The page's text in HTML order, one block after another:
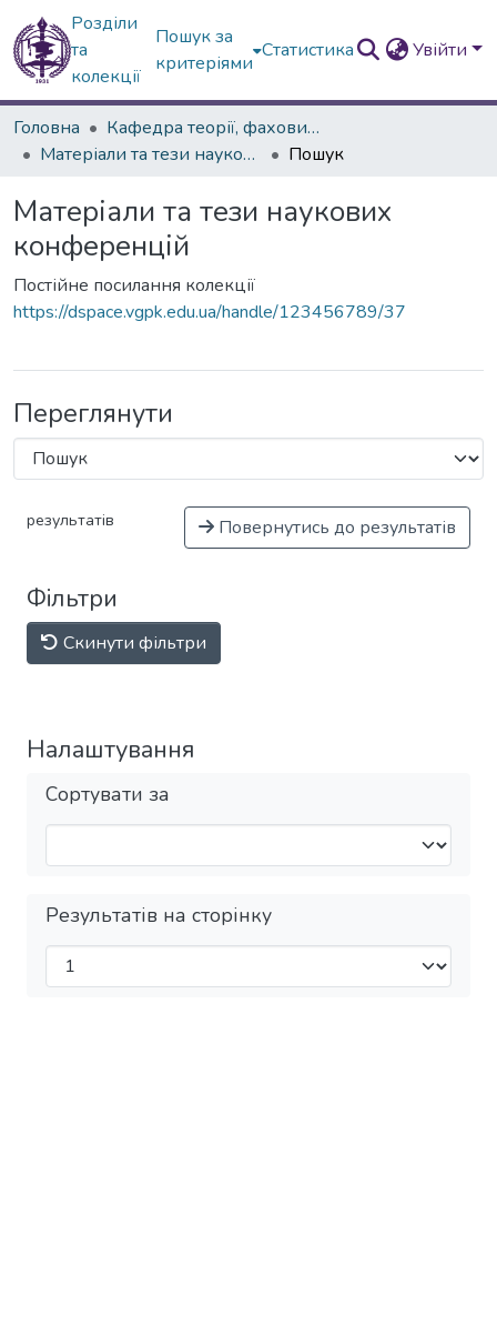
Розділи
та
колекції
Пошук за
критеріями
Статистика Увійти
Головна
Кафедра теорії, фахових методик та технологій дошкільної освіти
Матеріали та тези наукових конференцій
Пошук
Матеріали та тези наукових
конференцій
Постійне посилання колекції
https://dspace.vgpk.edu.ua/handle/123456789/37
Переглянути
результатів Повернутись до результатів
Фільтри
Скинути фільтри
Налаштування
Сортувати за
Результатів на сторінку